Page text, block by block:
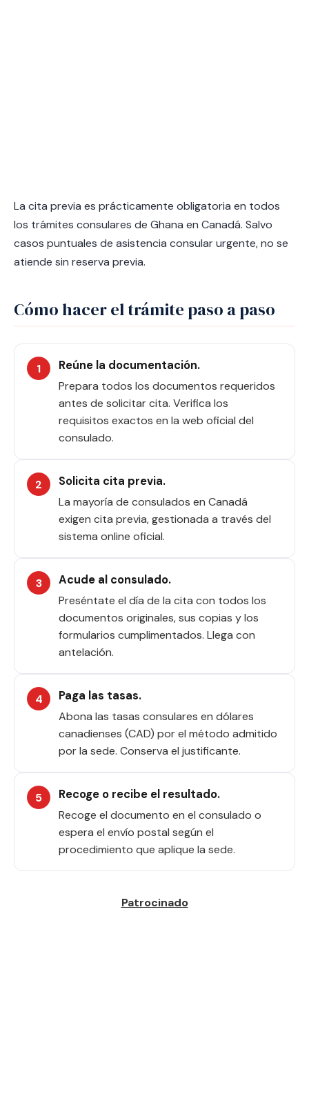
La cita previa es prácticamente obligatoria en todos
los trámites consulares de Ghana en Canadá. Salvo
casos puntuales de asistencia consular urgente, no se
atiende sin reserva previa.
Cómo hacer el trámite paso a paso
Reúne la documentación.
Prepara todos los documentos requeridos
antes de solicitar cita. Verifica los
requisitos exactos en la web oficial del
consulado.
Solicita cita previa.
La mayoría de consulados en Canadá
exigen cita previa, gestionada a través del
sistema online oficial.
Acude al consulado.
Preséntate el día de la cita con todos los
documentos originales, sus copias y los
formularios cumplimentados. Llega con
antelación.
Paga las tasas.
Abona las tasas consulares en dólares
canadienses (CAD) por el método admitido
por la sede. Conserva el justificante.
Recoge o recibe el resultado.
Recoge el documento en el consulado o
espera el envío postal según el
procedimiento que aplique la sede.